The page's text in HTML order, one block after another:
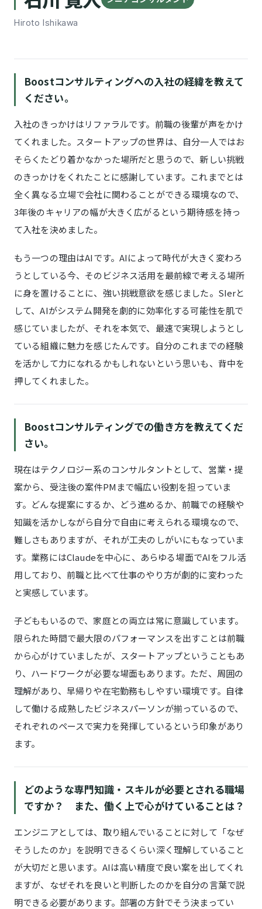
Hiroto Ishikawa
Boostコンサルティングへの入社の経緯を教えて
ください。
入社のきっかけはリファラルです。前職の後輩が声をかけ
てくれました。スタートアップの世界は、自分一人ではお
そらくたどり着かなかった場所だと思うので、新しい挑戦
のきっかけをくれたことに感謝しています。これまでとは
全く異なる立場で会社に関わることができる環境なので、
3年後のキャリアの幅が大きく広がるという期待感を持っ
て入社を決めました。
もう一つの理由はAIです。AIによって時代が大きく変わろ
うとしている今、そのビジネス活用を最前線で考える場所
に身を置けることに、強い挑戦意欲を感じました。SIerと
して、AIがシステム開発を劇的に効率化する可能性を肌で
感じていましたが、それを本気で、最速で実現しようとし
ている組織に魅力を感じたんです。自分のこれまでの経験
を活かして力になれるかもしれないという思いも、背中を
押してくれました。
Boostコンサルティングでの働き方を教えてくだ
さい。
現在はテクノロジー系のコンサルタントとして、営業・提
案から、受注後の案件PMまで幅広い役割を担っていま
す。どんな提案にするか、どう進めるか、前職での経験や
知識を活かしながら自分で自由に考えられる環境なので、
難しさもありますが、それが工夫のしがいにもなっていま
す。業務にはClaudeを中心に、あらゆる場面でAIをフル活
用しており、前職と比べて仕事のやり方が劇的に変わった
と実感しています。
子どももいるので、家庭との両立は常に意識しています。
限られた時間で最大限のパフォーマンスを出すことは前職
から心がけていましたが、スタートアップということもあ
り、ハードワークが必要な場面もあります。ただ、周囲の
理解があり、早帰りや在宅勤務もしやすい環境です。自律
して働ける成熟したビジネスパーソンが揃っているので、
それぞれのペースで実力を発揮しているという印象があり
ます。
どのような専門知識・スキルが必要とされる職場
ですか？ また、働く上で心がけていることは？
エンジニアとしては、取り組んでいることに対して「なぜ
そうしたのか」を説明できるくらい深く理解していること
が大切だと思います。AIは高い精度で良い案を出してくれ
ますが、なぜそれを良いと判断したのかを自分の言葉で説
明できる必要があります。部署の方針でそう決まってい